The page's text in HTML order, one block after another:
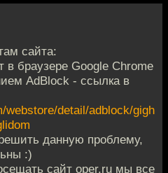
сайта:
в браузере Google Chrome
AdBlock - ссылка в
webstore/detail/adblock/gigh
данную проблему,
:)
сайт oper.ru мы все